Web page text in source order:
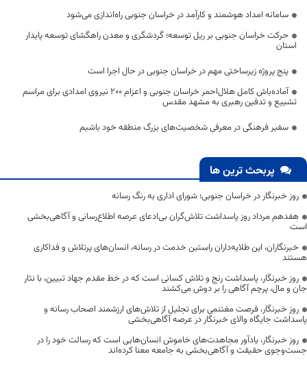
سامانه امداد هوشمند و کارآمد در خراسان جنوبی راه‌اندازی می‌شود
حرکت خراسان جنوبی بر ریل توسعه؛ گردشگری و معدن راهگشای توسعه پایدار
استان
پنج پروژه زیرساختی مهم در خراسان جنوبی در حال اجرا است
آماده‌باش کامل هلال‌احمر خراسان جنوبی و اعزام ۲۰۰ نیروی امدادی برای مراسم
تشییع و تدفین رهبری به مشهد مقدس
سفیر فرهنگی در معرفی شخصیت‌های بزرگ منطقه خود باشیم
پربحث ترین ها
روز خبرنگار در خراسان جنوبی؛ شورای اداری به رنگ رسانه
هفدهم مرداد روز پاسداشت تلاش‌گران بی‌ادعای عرصه اطلاع‌رسانی و آگاهی‌بخشی
است
خبرنگاران، این طلایه‌داران راستین خدمت در رسانه، انسان‌های پرتلاش و فداکاری
هستند
روز خبرنگار، پاسداشت رنج و تلاش کسانی است که در خط مقدم جهاد تبیین، با نثار
جان و مال، پرچم آگاهی را بر دوش می‌کشند
روز خبرنگار، فرصت مغتنمی برای تجلیل از تلاش‌های ارزشمند اصحاب رسانه و
پاسداشت جایگاه والای خبرنگار در عرصه آگاهی‌بخشی
روز خبرنگار، یادآور مجاهدت‌های خاموش انسان‌هایی است که رسالت خود را در
جست‌وجوی حقیقت و آگاهی‌بخشی به جامعه معنا کرده‌اند